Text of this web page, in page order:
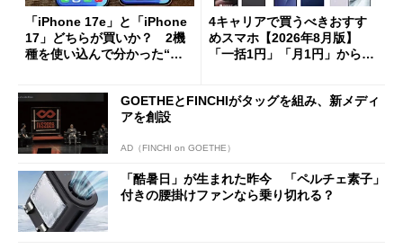
「iPhone 17e」と「iPhone
17」どちらが買いか？ 2機
種を使い込んで分かった“ス
4キャリアで買うべきおすす
めスマホ【2026年8月版】
「一括1円」「月1円」からお
GOETHEとFINCHIがタッグを組み、新メディ
アを創設
AD（FINCHI on GOETHE）
「酷暑日」が生まれた昨今 「ペルチェ素子」
付きの腰掛けファンなら乗り切れる？